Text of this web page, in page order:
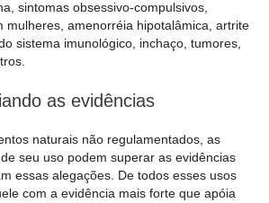
sintomas obsessivo-compulsivos,
mulheres, amenorréia hipotalâmica, artrite
sistema imunológico, inchaço, tumores,
as evidências
naturais não regulamentados, as
seu uso podem superar as evidências
essas alegações. De todos esses usos
com a evidência mais forte que apóia